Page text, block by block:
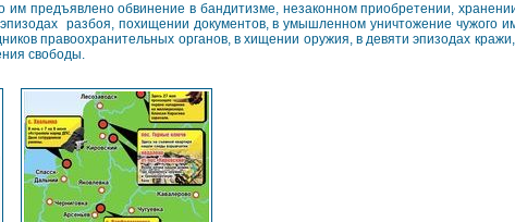
им предъявлено обвинение в бандитизме, незаконном приобретении,
разбоя, похищении документов, в умышленном уничтожение чужого
правоохранительных органов, в хищении оружия, в девяти эпизодах
свободы.